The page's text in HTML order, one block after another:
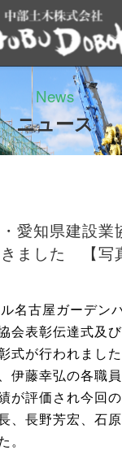
News
ニュース
愛知県建設業
ました 【写
名古屋ガーデン
会表彰伝達式及
式が行われまし
伊藤幸弘の各職
が評価され今回
、長野芳宏、石
。